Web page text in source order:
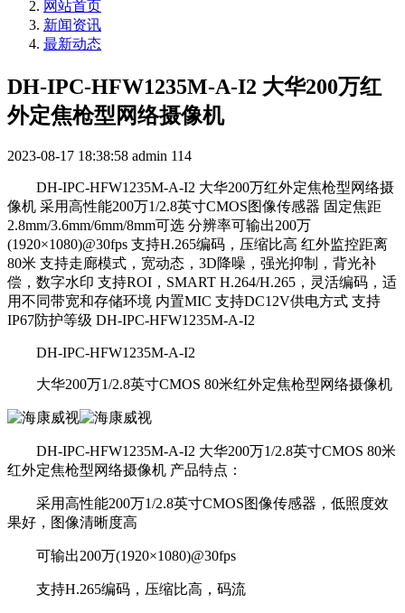
网站首页
新闻资讯
最新动态
DH-IPC-HFW1235M-A-I2 大华200万红
外定焦枪型网络摄像机
2023-08-17 18:38:58 admin 114
DH-IPC-HFW1235M-A-I2 大华200万红外定焦枪型网络摄
像机 采用高性能200万1/2.8英寸CMOS图像传感器 固定焦距
2.8mm/3.6mm/6mm/8mm可选 分辨率可输出200万
(1920×1080)@30fps 支持H.265编码，压缩比高 红外监控距离
80米 支持走廊模式，宽动态，3D降噪，强光抑制，背光补
偿，数字水印 支持ROI，SMART H.264/H.265，灵活编码，适
用不同带宽和存储环境 内置MIC 支持DC12V供电方式 支持
IP67防护等级 DH-IPC-HFW1235M-A-I2
DH-IPC-HFW1235M-A-I2
大华200万1/2.8英寸CMOS 80米红外定焦枪型网络摄像机
DH-IPC-HFW1235M-A-I2 大华200万1/2.8英寸CMOS 80米
红外定焦枪型网络摄像机 产品特点：
采用高性能200万1/2.8英寸CMOS图像传感器，低照度效
果好，图像清晰度高
可输出200万(1920×1080)@30fps
支持H.265编码，压缩比高，码流